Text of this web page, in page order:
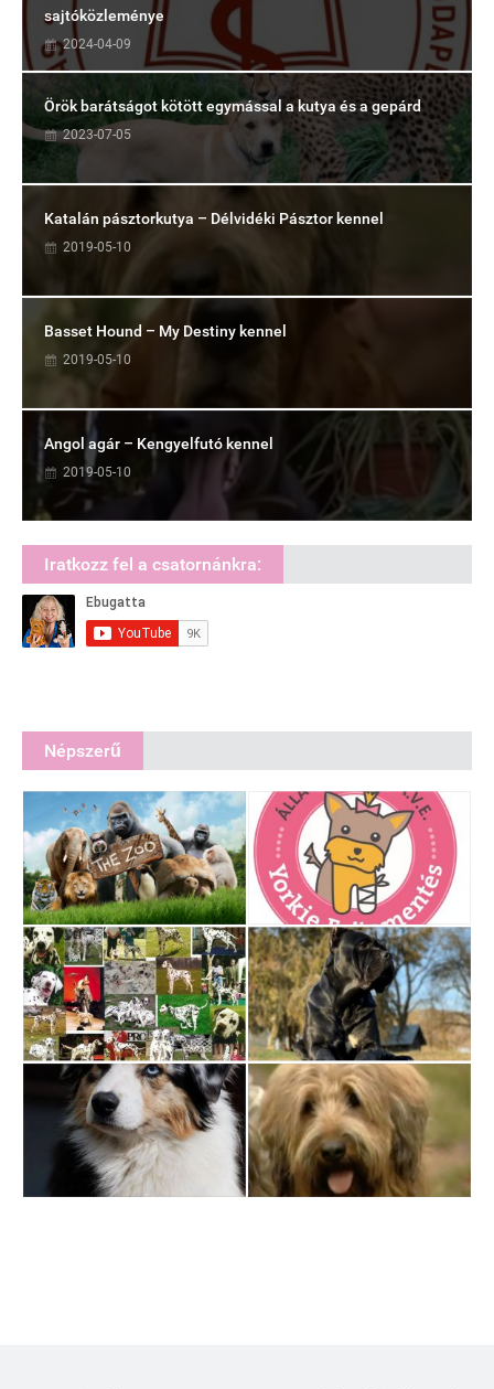
sajtóközleménye
2024-04-09
Örök barátságot kötött egymással a kutya és a gepárd
2023-07-05
Katalán pásztorkutya – Délvidéki Pásztor kennel
2019-05-10
Basset Hound – My Destiny kennel
2019-05-10
Angol agár – Kengyelfutó kennel
2019-05-10
Iratkozz fel a csatornánkra:
Népszerű